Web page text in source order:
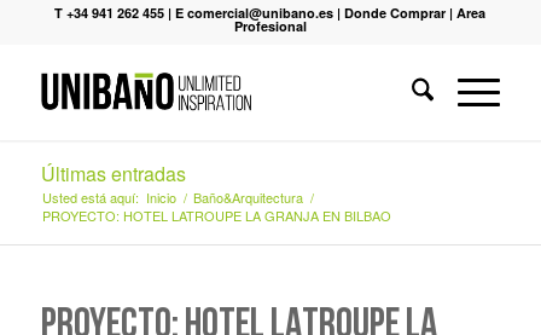
T +34 941 262 455 |E comercial@unibano.es |Donde Comprar |Area
Profesional
Últimas entradas
Usted está aquí: Inicio / Baño&Arquitectura /
PROYECTO: HOTEL LATROUPE LA GRANJA EN BILBAO